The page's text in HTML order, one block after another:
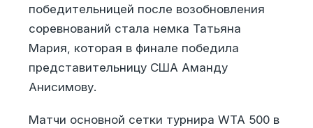
победительницей после возобновления
соревнований стала немка Татьяна
Мария, которая в финале победила
представительницу США Аманду
Анисимову.
Матчи основной сетки турнира WTA 500 в